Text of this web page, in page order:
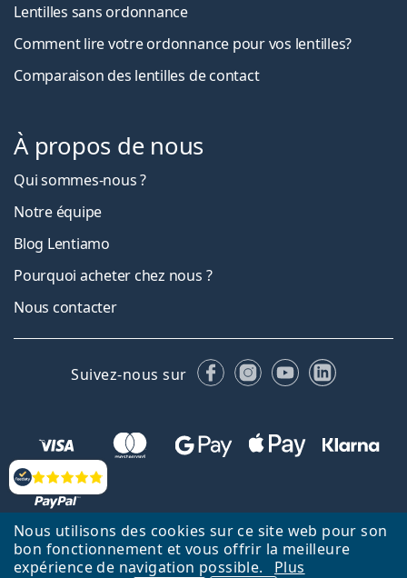
Nous utilisons des cookies sur ce site web pour son
bon fonctionnement et vous offrir la meilleure
expérience de navigation possible.
Plus
Évaluation
Lentilles sans ordonnance
Comment lire votre ordonnance pour vos lentilles?
Comparaison des lentilles de contact
À propos de nous
Qui sommes-nous ?
Notre équipe
Blog Lentiamo
Pourquoi acheter chez nous ?
Nous contacter
Suivez-nous sur FacebookInstagram
YouTubeLinkedIn
Retour à la page d'accueil Haut